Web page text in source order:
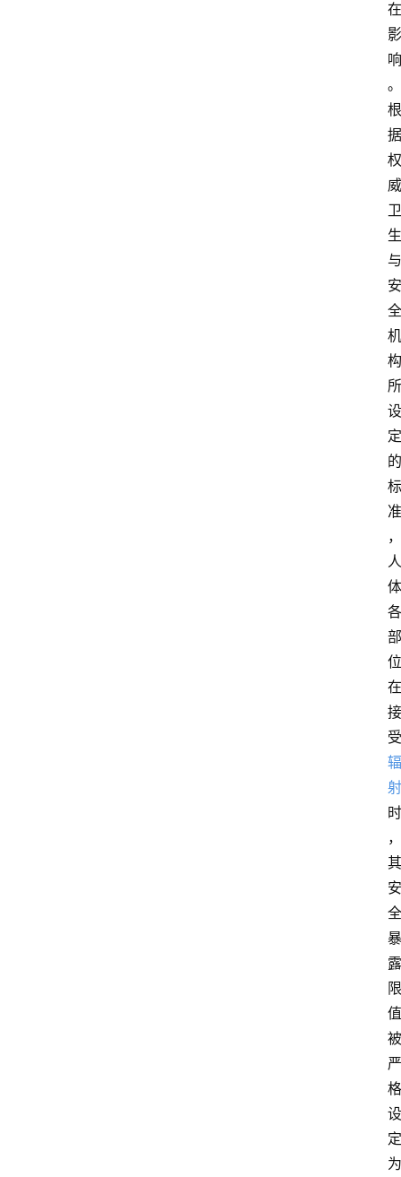
在
影
响
。
根
据
权
威
卫
生
与
安
全
机
构
所
设
定
的
标
准
，
人
体
各
部
位
在
接
受
辐
射
时
，
其
安
全
暴
露
限
值
被
严
格
设
定
为